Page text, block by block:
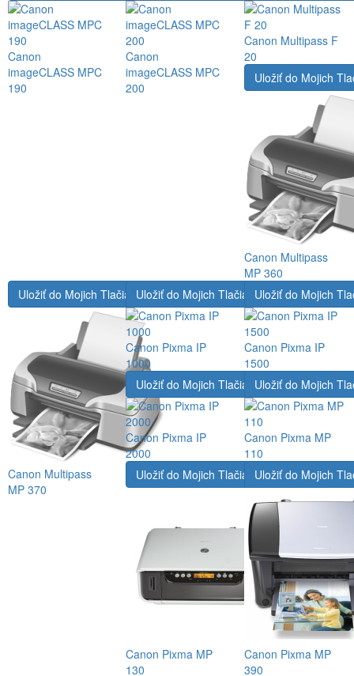
Canon
imageCLASS MPC
190
Canon
imageCLASS MPC
200
Canon Multipass F
20
Uložiť do Mojich
Canon Multipass
MP 360
Uložiť do Mojich Tlačiarní
Canon Multipass
MP 370
Uložiť do Mojich Tlačiarní
Canon Pixma IP
1000
Uložiť do Mojich
Canon Pixma IP
1500
Uložiť do Mojich Tlačiarní
Canon Pixma IP
2000
Uložiť do Mojich
Canon Pixma MP
110
Uložiť do Mojich Tlačiarní
Canon Pixma MP
130
Uložiť do Mojich
Canon Pixma MP
390